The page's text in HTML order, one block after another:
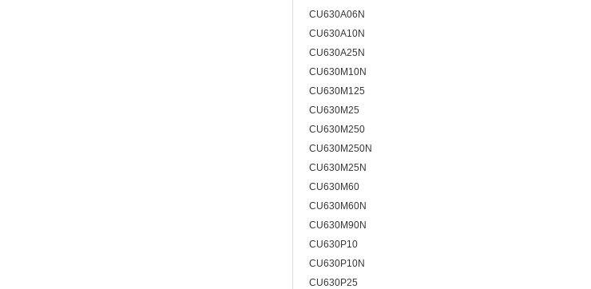
CU630A06N
CU630A10N
CU630A25N
CU630M10N
CU630M125
CU630M25
CU630M250
CU630M250N
CU630M25N
CU630M60
CU630M60N
CU630M90N
CU630P10
CU630P10N
CU630P25